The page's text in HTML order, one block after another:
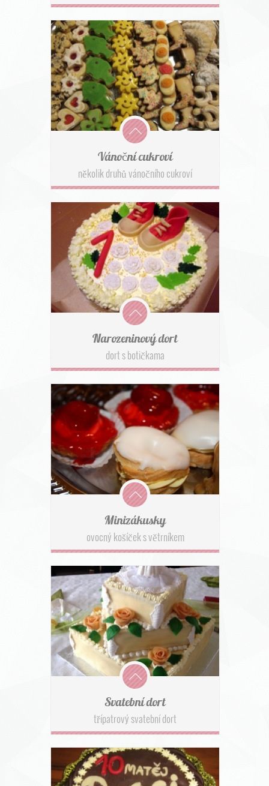
Vánoční cukroví
několik druhů vánočního cukroví
Narozeninový dort
dort s botičkama
Minizákusky
ovocný košíček s větrníkem
Svatební dort
třípatrový svatební dort